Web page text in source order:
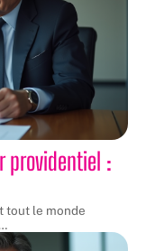
providentiel :
tout le monde